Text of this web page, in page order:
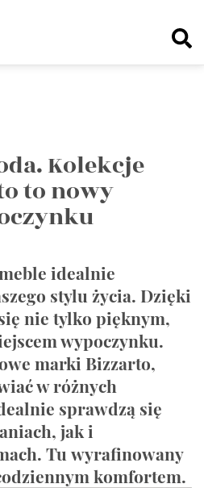
Kolekcje
to nowy
idealnie
stylu życia. Dzięki
nie tylko pięknym,
wypoczynku.
marki Bizzarto,
w różnych
sprawdzą się
jak i
Tu wyrafinowany
komfortem.